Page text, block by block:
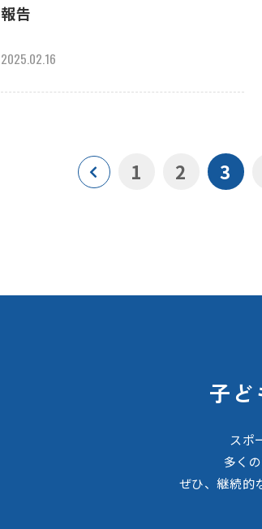
報告
2025.02.16
1 2 3
子ど
スポ
多く
ぜひ、継続的